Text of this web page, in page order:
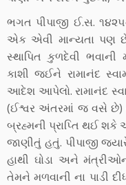
ભગત પીપાજી ઈ.સ.
એક એવી માન્યતા પણ છે
સ્થાપિત કુળદેવી
કાશી જઈને રામાનંદ
આદેશ આપેલો. રામાનંદ
(ઈશ્વર અંતરમાં જ વસે
બ્રહ્મની પ્રાપ્તિ થઈ શકે
જાણીતું હતું. પીપાજી
હાથી ઘોડા અને
તેમને મળવાની ના પાડી